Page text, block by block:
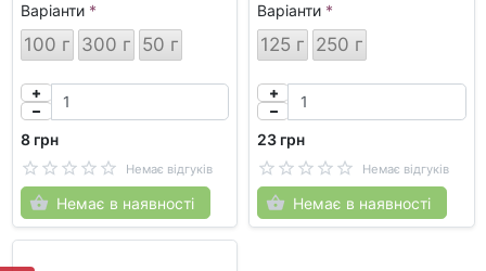
Варіанти
100 г 300 г 50 г
8 грн
Немає відгуків
Немає в наявності
Варіанти
125 г 250 г
23 грн
Немає відгуків
Немає в наявності